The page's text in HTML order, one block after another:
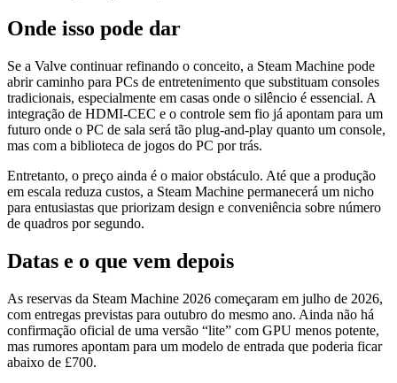
Onde isso pode dar
Se a Valve continuar refinando o conceito, a Steam Machine pode
abrir caminho para PCs de entretenimento que substituam consoles
tradicionais, especialmente em casas onde o silêncio é essencial. A
integração de HDMI‑CEC e o controle sem fio já apontam para um
futuro onde o PC de sala será tão plug‑and‑play quanto um console,
mas com a biblioteca de jogos do PC por trás.
Entretanto, o preço ainda é o maior obstáculo. Até que a produção
em escala reduza custos, a Steam Machine permanecerá um nicho
para entusiastas que priorizam design e conveniência sobre número
de quadros por segundo.
Datas e o que vem depois
As reservas da Steam Machine 2026 começaram em julho de 2026,
com entregas previstas para outubro do mesmo ano. Ainda não há
confirmação oficial de uma versão “lite” com GPU menos potente,
mas rumores apontam para um modelo de entrada que poderia ficar
abaixo de £700.